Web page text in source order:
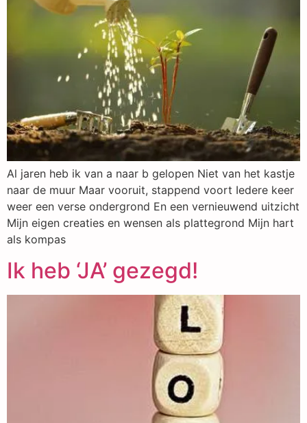
Al jaren heb ik van a naar b gelopen Niet van het kastje
naar de muur Maar vooruit, stappend voort Iedere keer
weer een verse ondergrond En een vernieuwend uitzicht
Mijn eigen creaties en wensen als plattegrond Mijn hart
als kompas
Ik heb ‘JA’ gezegd!